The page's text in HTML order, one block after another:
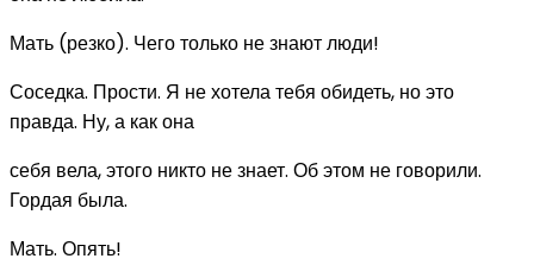
Мать (резко). Чего только не знают люди!
Соседка. Прости. Я не хотела тебя обидеть, но это
правда. Ну, а как она
себя вела, этого никто не знает. Об этом не говорили.
Гордая была.
Мать. Опять!